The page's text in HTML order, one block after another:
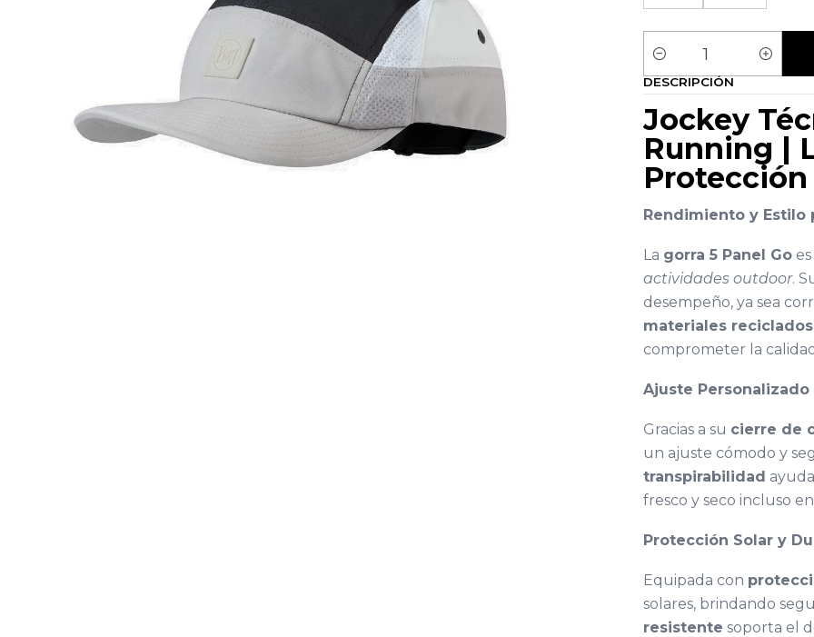
Cantidad
DESCRIPCIÓN
Jockey
Running |
Protección
Rendimiento y Estilo
La gorra 5 Panel Go
actividades outdoor.
desempeño, ya sea
materiales reciclados
comprometer la
Ajuste Personalizado
Gracias a su cierre de
un ajuste cómodo y
transpirabilidad
fresco y seco incluso
Protección Solar y
Equipada con
solares, brindando
resistente soporta el